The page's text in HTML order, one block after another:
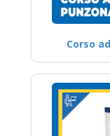
Corso